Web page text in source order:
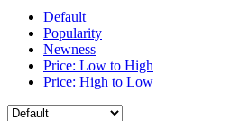
Default
Popularity
Newness
Price: Low to High
Price: High to Low